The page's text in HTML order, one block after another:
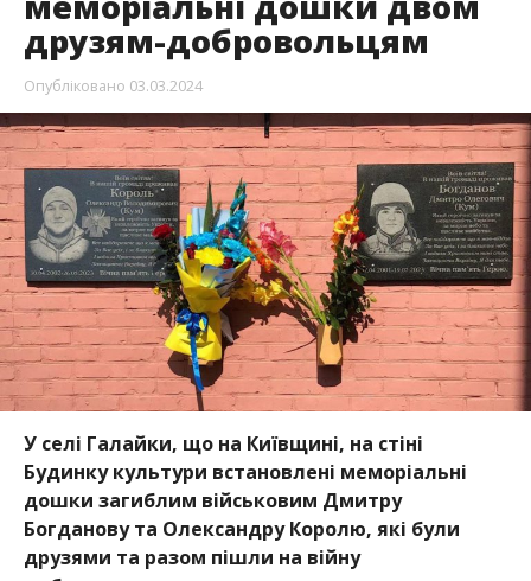
друзям-добровольцям
Опубліковано 03.03.2024
У селі Галайки, що на Київщині, на стіні
Будинку культури встановлені меморіальні
дошки загиблим військовим Дмитру
Богданову та Олександру Королю, які були
друзями та разом пішли на війну